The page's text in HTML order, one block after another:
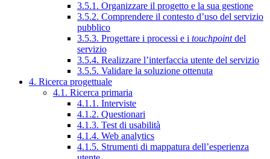
3.5.1. Organizzare il progetto e la sua gestione
3.5.2. Comprendere il contesto d’uso del servizio
pubblico
3.5.3. Progettare i processi e i touchpointdel
servizio
3.5.4. Realizzare l’interfaccia utente del servizio
3.5.5. Validare la soluzione ottenuta
4. Ricerca progettuale
4.1. Ricerca primaria
4.1.1. Interviste
4.1.2. Questionari
4.1.3. Test di usabilità
4.1.4. Web analytics
4.1.5. Strumenti di mappatura dell’esperienza